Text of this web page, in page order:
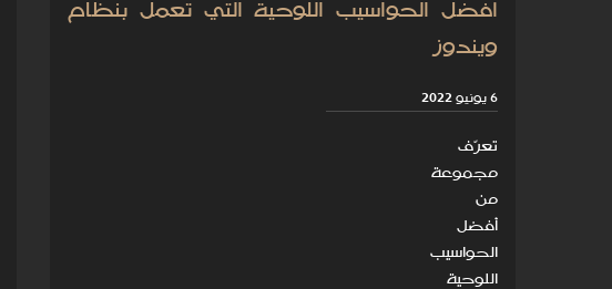
أفضل الحواسيب اللوحية التي تعمل بنظام
ويندوز
6 يونيو 2022
تعرّف
مجموعة
من
أفضل
الحواسيب
اللوحية